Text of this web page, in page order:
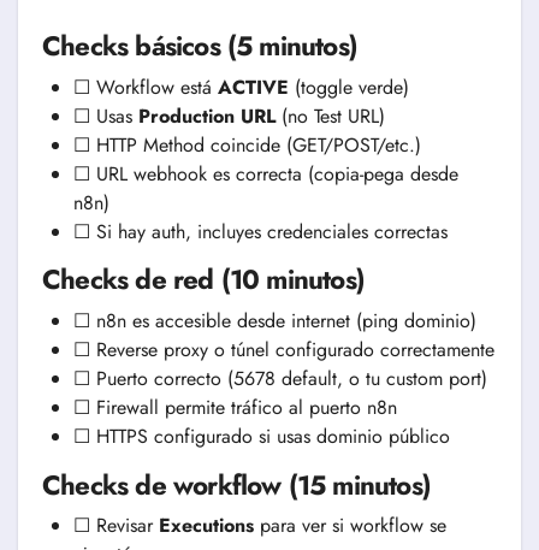
Checks básicos (5 minutos)
☐ Workflow está ACTIVE (toggle verde)
☐ Usas Production URL(no Test URL)
☐ HTTP Method coincide (GET/POST/etc.)
☐ URL webhook es correcta (copia-pega desde
n8n)
☐ Si hay auth, incluyes credenciales correctas
Checks de red (10 minutos)
☐ n8n es accesible desde internet (ping dominio)
☐ Reverse proxy o túnel configurado correctamente
☐ Puerto correcto (5678 default, o tu custom port)
☐ Firewall permite tráfico al puerto n8n
☐ HTTPS configurado si usas dominio público
Checks de workflow (15 minutos)
☐ Revisar Executionspara ver si workflow se